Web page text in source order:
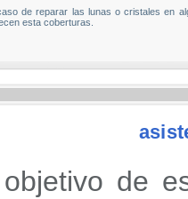
de reparar las lunas o cristales en
esta coberturas.
de